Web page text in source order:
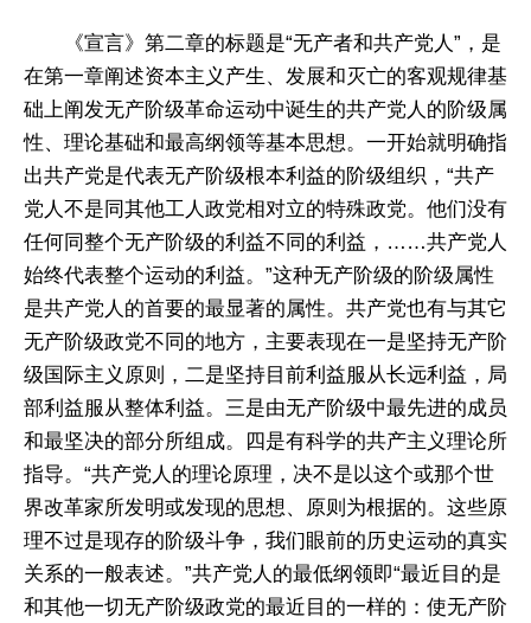
《宣言》第二章的标题是“无产者和共产党人”，是
在第一章阐述资本主义产生、发展和灭亡的客观规律基
础上阐发无产阶级革命运动中诞生的共产党人的阶级属
性、理论基础和最高纲领等基本思想。一开始就明确指
出共产党是代表无产阶级根本利益的阶级组织，“共产
党人不是同其他工人政党相对立的特殊政党。他们没有
任何同整个无产阶级的利益不同的利益，……共产党人
始终代表整个运动的利益。”这种无产阶级的阶级属性
是共产党人的首要的最显著的属性。共产党也有与其它
无产阶级政党不同的地方，主要表现在一是坚持无产阶
级国际主义原则，二是坚持目前利益服从长远利益，局
部利益服从整体利益。三是由无产阶级中最先进的成员
和最坚决的部分所组成。四是有科学的共产主义理论所
指导。“共产党人的理论原理，决不是以这个或那个世
界改革家所发明或发现的思想、原则为根据的。这些原
理不过是现存的阶级斗争，我们眼前的历史运动的真实
关系的一般表述。”共产党人的最低纲领即“最近目的是
和其他一切无产阶级政党的最近目的一样的：使无产阶